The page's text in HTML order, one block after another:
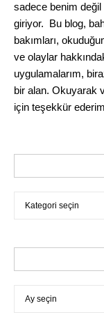
sadece benim değil
giriyor. Bu blog,
bakımları,
ve olaylar
uygulamalarım,
bir alan. Okuyarak
için teşekkür